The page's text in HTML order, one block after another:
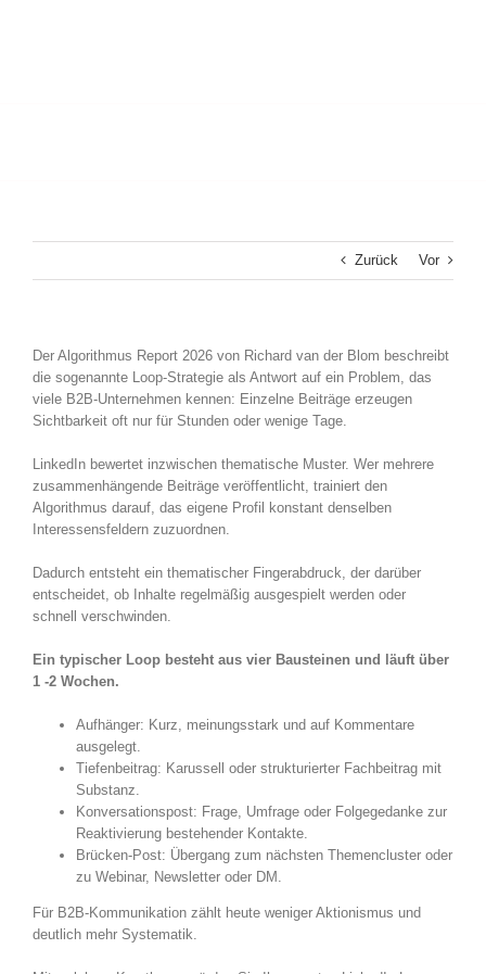
Zurück Vor
Der Algorithmus Report 2026 von Richard van der Blom beschreibt
die sogenannte Loop-Strategie als Antwort auf ein Problem, das
viele B2B-Unternehmen kennen: Einzelne Beiträge erzeugen
Sichtbarkeit oft nur für Stunden oder wenige Tage.
LinkedIn bewertet inzwischen thematische Muster. Wer mehrere
zusammenhängende Beiträge veröffentlicht, trainiert den
Algorithmus darauf, das eigene Profil konstant denselben
Interessensfeldern zuzuordnen.
Dadurch entsteht ein thematischer Fingerabdruck, der darüber
entscheidet, ob Inhalte regelmäßig ausgespielt werden oder
schnell verschwinden.
Ein typischer Loop besteht aus vier Bausteinen und läuft über
1 -2 Wochen.
Aufhänger: Kurz, meinungsstark und auf Kommentare
ausgelegt.
Tiefenbeitrag: Karussell oder strukturierter Fachbeitrag mit
Substanz.
Konversationspost: Frage, Umfrage oder Folgegedanke zur
Reaktivierung bestehender Kontakte.
Brücken-Post: Übergang zum nächsten Themencluster oder
zu Webinar, Newsletter oder DM.
Für B2B-Kommunikation zählt heute weniger Aktionismus und
deutlich mehr Systematik.